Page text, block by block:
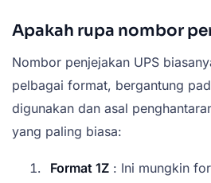
Apakah rupa nombor
Nombor penjejakan UPS
pelbagai format, bergantung
digunakan dan asal
yang paling biasa:
Format 1Z : Ini mungkin